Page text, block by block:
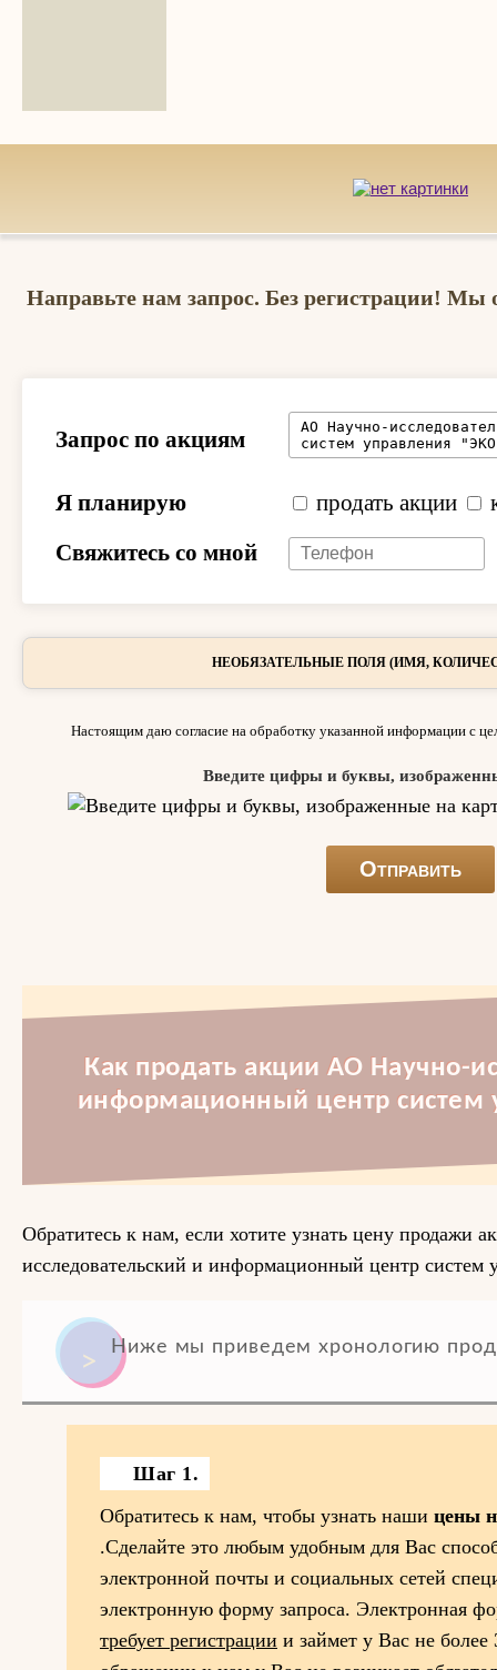
Направьте нам запрос. Без регистрации! Мы
Запрос по акциям
Я планирую продать акции
Свяжитесь со мной
НЕОБЯЗАТЕЛЬНЫЕ ПОЛЯ (ИМЯ,
Настоящим даю согласие на обработку указанной информации с
Введите цифры и буквы,
Как продать акции АО Научно-
информационный центр систем
Обратитесь к нам, если хотите узнать цену продажи
исследовательский и информационный центр
Ниже мы приведем хронологию
Шаг 1.
Обратитесь к нам, чтобы узнать наши цены
.Сделайте это любым удобным для Вас
электронной почты и социальных сетей
электронную форму запроса. Электронная
требует регистрации и займет у Вас не